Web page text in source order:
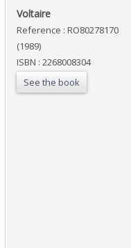
‎Voltaire‎
Reference : RO80278170
(1989)
ISBN : 2268008304
See the book